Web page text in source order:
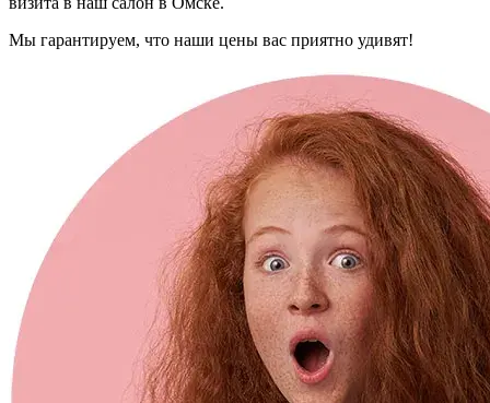
Мы гарантируем, что наши цены вас приятно удивят!